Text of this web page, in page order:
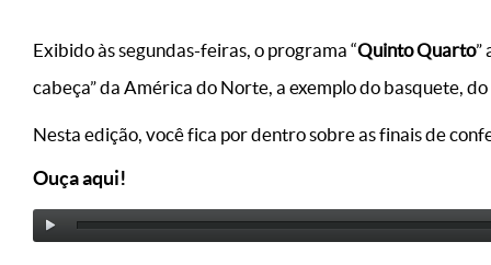
Exibido às segundas-feiras, o programa “Quinto Quarto”
cabeça” da América do Norte, a exemplo do basquete,
Nesta edição, você fica por dentro sobre as finais de
Ouça aqui!